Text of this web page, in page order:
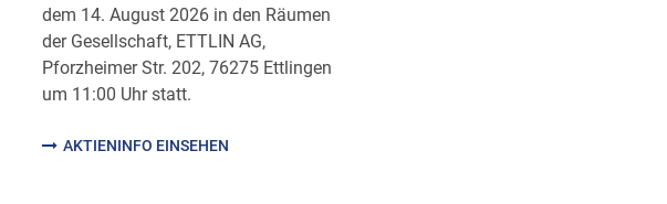
dem 14. August 2026 in den Räumen
der Gesellschaft, ETTLIN AG,
Pforzheimer Str. 202, 76275 Ettlingen
um 11:00 Uhr statt.
AKTIENINFO EINSEHEN